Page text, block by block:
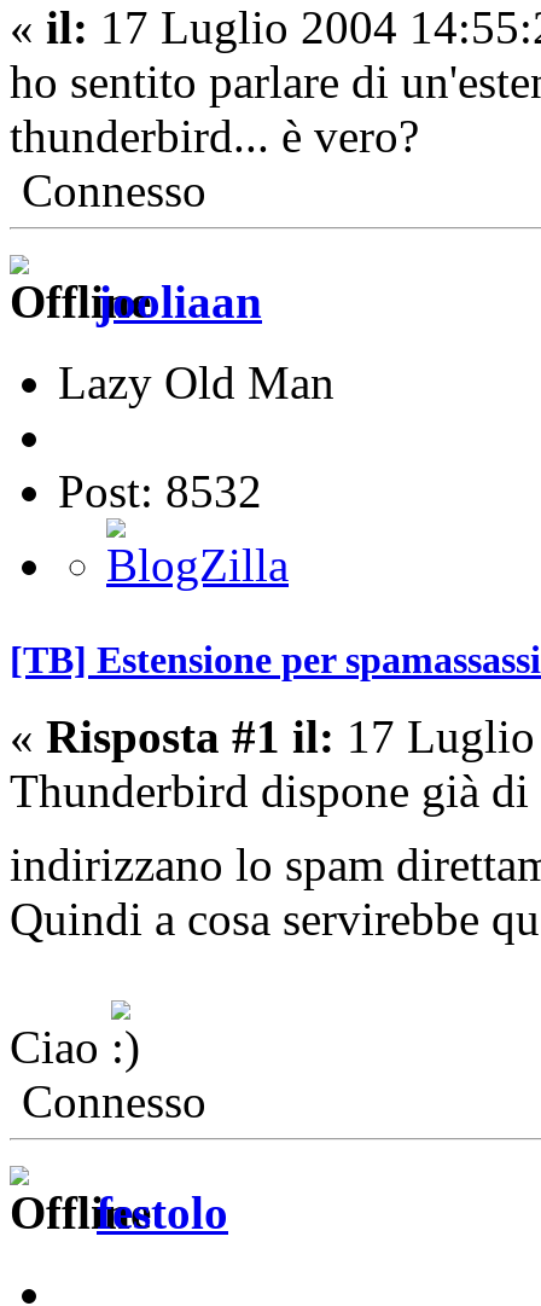
« il: 17 Luglio 2004
ho sentito parlare di
thunderbird... è vero?
Connesso
jooliaan
Lazy Old Man
Post: 8532
[TB] Estensione per
« Risposta #1 il: 17
Thunderbird dispone già
indirizzano lo spam
Quindi a cosa servirebbe
Ciao
Connesso
festolo